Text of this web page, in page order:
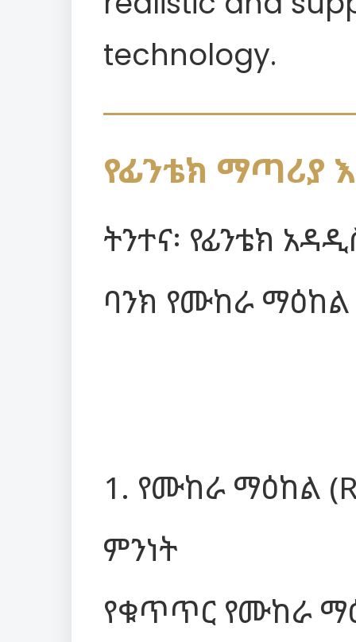
technology.
የፊንቴክ ማጣሪያ
ትንተና፡ የፊንቴክ
ባንክ የሙከራ ማዕከል
1. የሙከራ ማዕከል
ምንነት
የቁጥጥር የሙከራ